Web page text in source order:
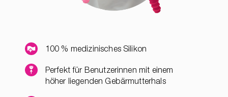
100 % medizinisches Silikon
Perfekt für Benutzerinnen mit einem
höher liegenden Gebärmutterhals